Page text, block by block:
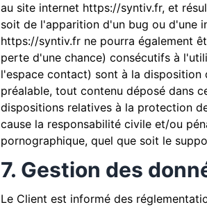
au site internet https://syntiv.fr, et
soit de l'apparition d'un bug ou d'une
https://syntiv.fr ne pourra également
perte d'une chance) consécutifs à
l'espace contact) sont à la disposition
préalable, tout contenu déposé dans
dispositions relatives à la protection
cause la responsabilité civile et/ou
pornographique, quel que soit le
7. Gestion des
Le Client est informé des